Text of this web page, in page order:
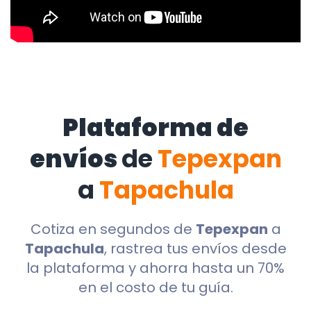
Plataforma de
envíosdeTepexpan
a Tapachula
Cotiza en segundos de Tepexpan a
Tapachula, rastrea tus envíos desde
la plataforma y ahorra hasta un 70%
en el costo de tu guía.